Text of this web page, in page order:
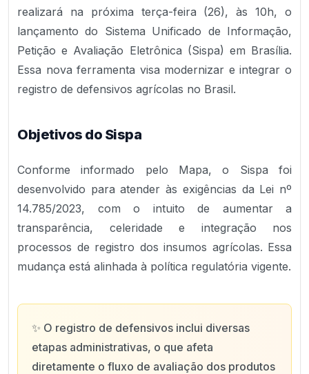
realizará na próxima terça-feira (26), às 10h, o
lançamento do Sistema Unificado de Informação,
Petição e Avaliação Eletrônica (Sispa) em Brasília.
Essa nova ferramenta visa modernizar e integrar o
registro de defensivos agrícolas no Brasil.
Objetivos do Sispa
Conforme informado pelo Mapa, o Sispa foi
desenvolvido para atender às exigências da Lei nº
14.785/2023, com o intuito de aumentar a
transparência, celeridade e integração nos
processos de registro dos insumos agrícolas. Essa
mudança está alinhada à política regulatória vigente.
✨ O registro de defensivos inclui diversas
etapas administrativas, o que afeta
diretamente o fluxo de avaliação dos produtos